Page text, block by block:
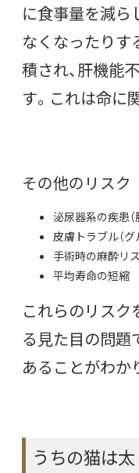
に食事量を減ら
なくなったりす
積され、肝機能
す。これは命に
その他のリスク
泌尿器系の疾患（
皮膚トラブル（
手術時の麻酔リ
平均寿命の短縮
これらのリスク
る見た目の問題
あることがわか
うちの猫は